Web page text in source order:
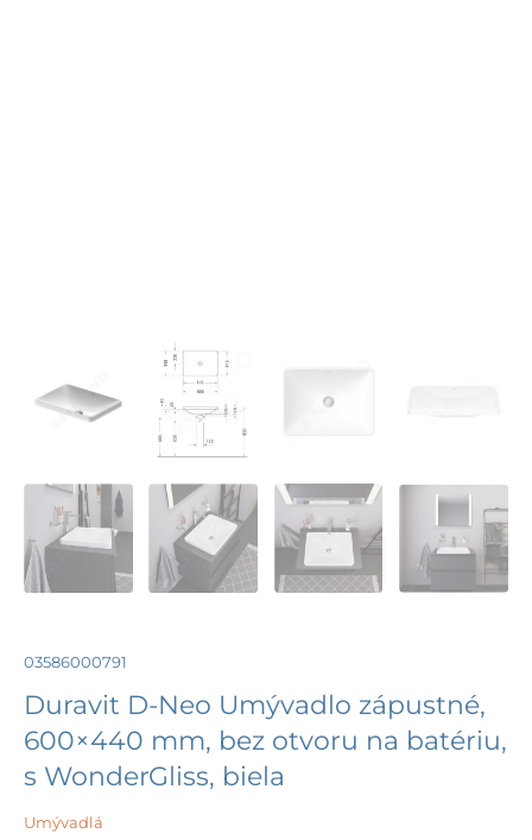
03586000791
Duravit D-Neo Umývadlo zápustné,
600×440 mm, bez otvoru na batériu,
s WonderGliss, biela
Umývadlá